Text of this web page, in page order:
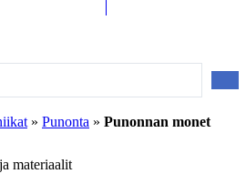
» Punonta » Punonnan monet
materiaalit